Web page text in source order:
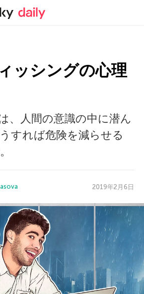
カスペルスキー公式ブログ
ッシングの心理
、人間の意識の中に潜ん
すれば危険を減らせる
2019年2月6日